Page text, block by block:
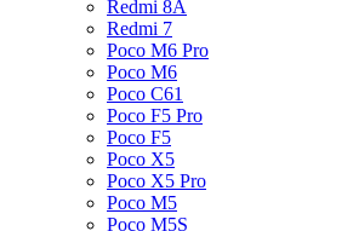
Redmi 8A
Redmi 7
Poco M6 Pro
Poco M6
Poco C61
Poco F5 Pro
Poco F5
Poco X5
Poco X5 Pro
Poco M5
Poco M5S